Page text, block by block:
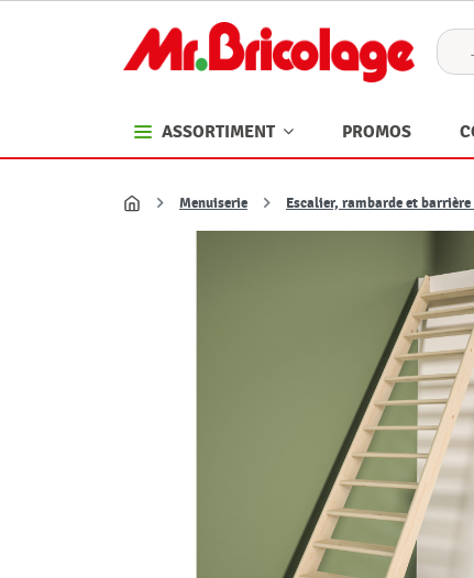
ASSORTIMENT PROMOS
Accueil
Menuiserie Escalier, rambarde et